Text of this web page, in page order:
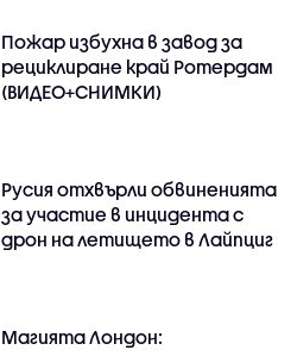
Пожар избухна в завод за
рециклиране край Ротердам
(ВИДЕО+СНИМКИ)
Русия отхвърли обвиненията
за участие в инцидента с
дрон на летището в Лайпциг
Магията Лондон: